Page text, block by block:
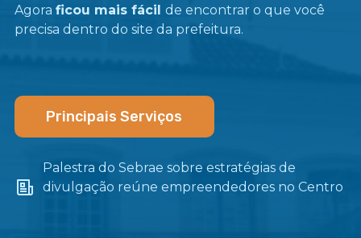
Agora ficou mais fácil de encontrar o que você
precisa dentro do site da prefeitura.
Principais Serviços
Palestra do Sebrae sobre estratégias de
divulgação reúne empreendedores no Centro